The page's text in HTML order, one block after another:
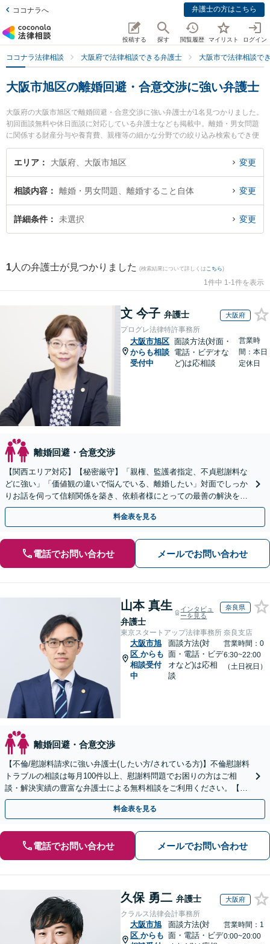
ココナラへ 弁護士の方はこちら
投稿する 探す 閲覧履歴 マイリスト ログイン
ココナラ法律相談 大阪府で法律相談できる弁護士 大阪市で法律相談で
大阪市旭区の離婚回避・合意交渉に強い弁護士
大阪府の大阪市旭区で離婚回避・合意交渉に強い弁護士が1名見つかりました。
初回面談無料や休日面談に対応している弁護士なども掲載中。離婚・男女問題
に関係する財産分与や養育費、親権等の細かな分野での絞り込み検索もでき便
利です。特に千林法律事務所の日川 猛弁護士のプロフィール情報や弁護士費
用、強みなどが注目されています。『大阪市旭区で土日や夜間に発生した離婚
で離婚回避・合意交渉を法律相談できる大阪市旭区内の弁護士に相談予約した
い』などでお困りの相談者さんにおすすめです。
エリア 大阪府、大阪市旭区 変更
相談内容 離婚・男女問題、離婚すること自体 変更
詳細条件 未選択 変更
1 人の弁護士が見つかりました (検索結果について詳しくは こちら)
1件中 1-1件を表示
文 今子 弁護士 大阪府
プログレ法律特許事務所
大阪市旭区
からも相談
受付中
面談方法(対面・
電話・ビデオな
ど)は応相談
営業時
間：本日
定休日
離婚回避・合意交渉
【関西エリア対応】【秘密厳守】「親権、監護者指定、不貞慰謝料な
どに強い」「価値観の違いで悩んでいる、離婚したい」対面でしっか
りお話を伺って信頼関係を築き、依頼者様にとっての最善の解決を目
指します！離婚を考えている段階でもご相談ください。
料金表を見る
電話でお問い合わせ メールでお問い合わせ
山本 真生
弁護士
インタビュ
ーを見る
奈良県
東京スタートアップ法律事務所 奈良支店
大阪市旭
区 からも
相談受付
中
面談方法(対
面・電話・ビデ
オなど)は応相
談
営業時間：0
6:30~22:00
（土日祝日）
離婚回避・合意交渉
【不倫/慰謝料請求に強い弁護士(したい方/されている方)】不倫慰謝料
トラブルの相談は毎月100件以上、慰謝料問題でお困りの方はご相
談・解決実績の豊富な弁護士による無料相談をご利用ください。【不
倫相談は初回0円】【関西エリア全域対応】
料金表を見る
電話でお問い合わせ メールでお問い合わせ
久保 勇二 弁護士 大阪府
クラルス法律会計事務所
大阪市旭
区 からも
面談方法(対
面・電話・ビデ
営業時間：1
0:00~20:00